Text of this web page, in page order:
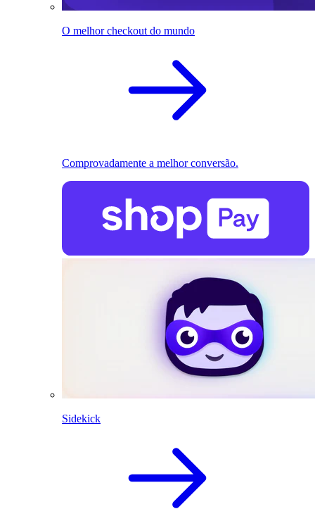
O melhor checkout do mundo
Comprovadamente a melhor conversão.
Sidekick